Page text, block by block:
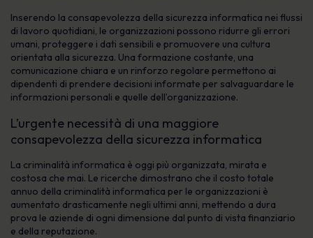
Inserendo la consapevolezza della sicurezza informatica nei flussi
di lavoro quotidiani, le organizzazioni possono ridurre gli errori
umani, proteggere i dati sensibili e promuovere una cultura
orientata alla sicurezza. Una formazione costante, una
comunicazione chiara e un rinforzo regolare permettono ai
dipendenti di prendere decisioni informate per salvaguardare le
informazioni personali e quelle dell’organizzazione.
L’urgente necessità di una maggiore
consapevolezza della sicurezza informatica
La criminalità informatica è oggi più organizzata, mirata e
costosa che mai. Le ricerche dimostrano che il costo totale
annuo della criminalità informatica per le organizzazioni è
aumentato drasticamente negli ultimi anni, mettendo a dura
prova le aziende di ogni dimensione dal punto di vista finanziario
e della reputazione.